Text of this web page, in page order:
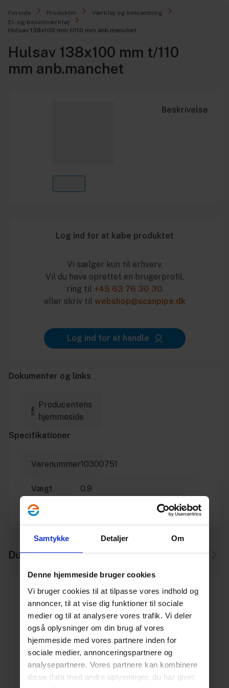
Samtykke Detaljer Om
Denne hjemmeside bruger cookies
Vi bruger cookies til at tilpasse vores indhold og
annoncer, til at vise dig funktioner til sociale
medier og til at analysere vores trafik. Vi deler
også oplysninger om din brug af vores
hjemmeside med vores partnere inden for
sociale medier, annonceringspartnere og
analysepartnere. Vores partnere kan kombinere
disse data med andre oplysninger, du har givet
Forside Produkter
Værktøj og beklædning
El- og benzinværktøj
Hulsav 138x100 mm t/110 mm anb.manchet
Hulsav 138x100 mm t/110
mm anb.manchet
Beskrivelse
Log ind for at købe produktet
Vi sælger kun til erhverv.
Vil du have oprettet en brugerprofil,
ring til +45 63 76 30 30
eller skriv til webshop@scanpipe.dk
Log ind for at handle
Dokumenter og links
Producentens
hjemmeside
Specifikationer
Varenummer10300751
Vægt 0.9
Enhed
Du skal måske også bruge
Hulsav holder til 32-210 mm 101 mm centerbor 9,5 mm
sekskant skaft
Varenr. 10300790
Pakkeinfo. STK.